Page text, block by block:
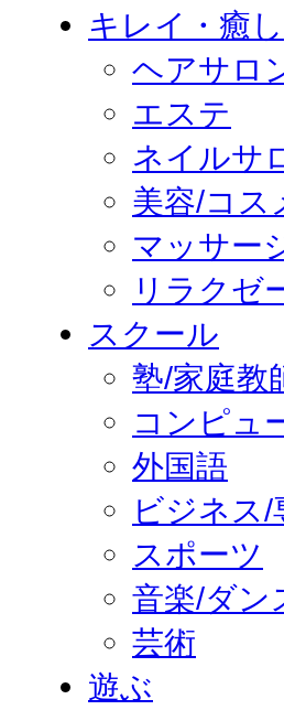
キレイ・癒し
ヘアサロ
エステ
ネイルサ
美容/コス
マッサー
リラクゼ
スクール
塾/家庭教
コンピュ
外国語
ビジネス/
スポーツ
音楽/ダン
芸術
遊ぶ